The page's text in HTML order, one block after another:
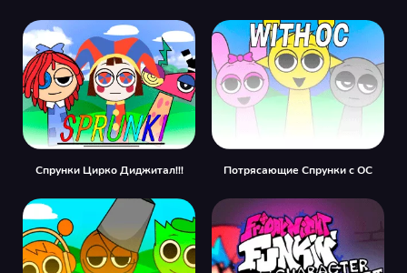
Спрунки Цирко Диджитал!!! Потрясающие Спрунки с OC